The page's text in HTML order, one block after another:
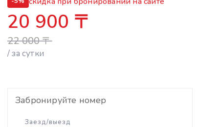
20 900 〒
22 000〒
/ за сутки
Забронируйте номер
Заезд/выезд